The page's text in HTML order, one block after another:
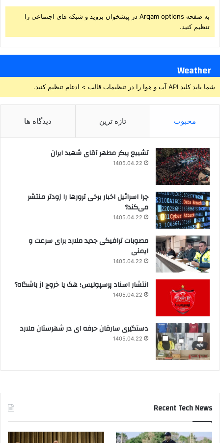
به صفحه Arqam options در پیشخوان بروید و شبکه های اجتماعی را
تنظیم کنید.
Weather
شما باید کلید API آب و هوا را در تنظیمات قالب > ادغام تنظیم کنید.
محبوب تازه ترین دیدگاه ها
تشییع پیکر مطهر آقای شهید ایران
1405.04.22
چرا اسرائیل اخبار برخی ترورها را زودتر منتشر
می‌کند؟
1405.04.22
مصوبات ترافیکی جدید ملارد برای سرعت و
ایمنی
1405.04.22
انتشار اسناد پرسپولیس؛ هک یا خروج از باشگاه؟
1405.04.22
دستگیری سارقان حرفه ای در شهرستان ملارد
1405.04.22
Recent Tech News